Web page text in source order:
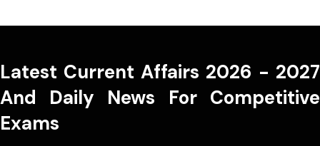
Latest Current Affairs 2026 - 2027
And Daily News For Competitive
Exams